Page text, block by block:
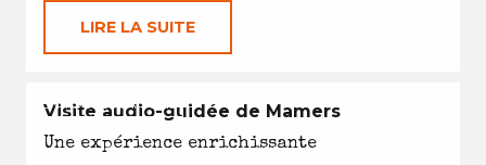
LIRE LA SUITE
EN TOUTES SAISONS
Visite audio-guidée de Mamers
Une expérience enrichissante